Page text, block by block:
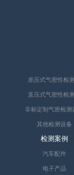
差压式气密性检
直压式气密性检
非标定制气密检测
其他检测设备
检测案例
汽车配件
电子产品